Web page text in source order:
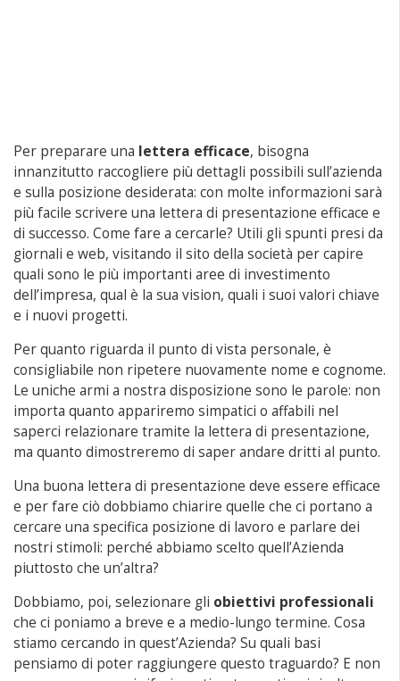
Per preparare una lettera efficace, bisogna
innanzitutto raccogliere più dettagli possibili sull’azienda
e sulla posizione desiderata: con molte informazioni sarà
più facile scrivere una lettera di presentazione efficace e
di successo. Come fare a cercarle? Utili gli spunti presi da
giornali e web, visitando il sito della società per capire
quali sono le più importanti aree di investimento
dell’impresa, qual è la sua vision, quali i suoi valori chiave
e i nuovi progetti.
Per quanto riguarda il punto di vista personale, è
consigliabile non ripetere nuovamente nome e cognome.
Le uniche armi a nostra disposizione sono le parole: non
importa quanto appariremo simpatici o affabili nel
saperci relazionare tramite la lettera di presentazione,
ma quanto dimostreremo di saper andare dritti al punto.
Una buona lettera di presentazione deve essere efficace
e per fare ciò dobbiamo chiarire quelle che ci portano a
cercare una specifica posizione di lavoro e parlare dei
nostri stimoli: perché abbiamo scelto quell’Azienda
piuttosto che un’altra?
Dobbiamo, poi, selezionare gli obiettivi professionali
che ci poniamo a breve e a medio-lungo termine. Cosa
stiamo cercando in quest’Azienda? Su quali basi
pensiamo di poter raggiungere questo traguardo? E non